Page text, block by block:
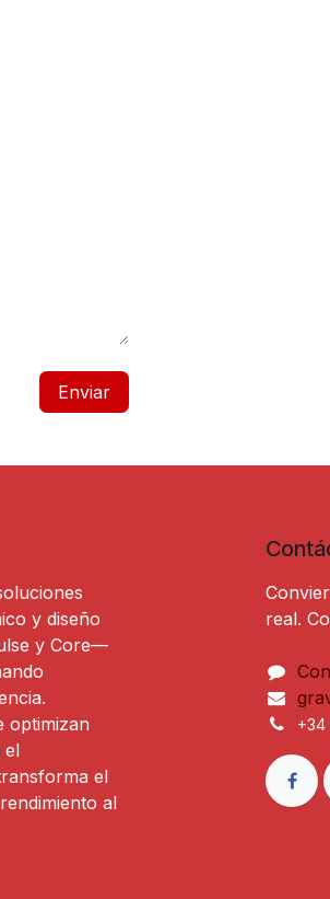
Enviar
y diseño
y Core—
optimizan
el
el
al
real.
+34